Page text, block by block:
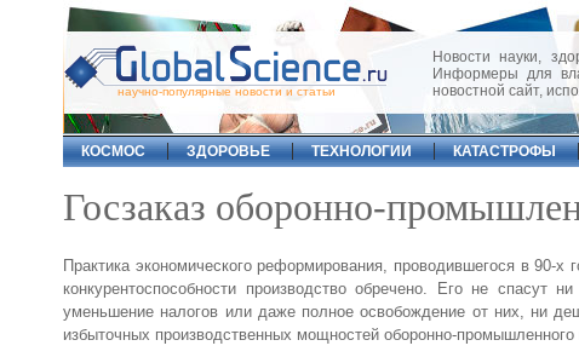
научно-популярные новости и статьи
Новости науки,
Информеры для
новостной сайт,
КОСМОС
ЗДОРОВЬЕ ТЕХНОЛОГИИ КАТАСТРОФЫ
Госзаказ оборонно-
Практика экономического реформирования, проводившегося в 90-
конкурентоспособности производство обречено. Его не спасут
уменьшение налогов или даже полное освобождение от них, ни
избыточных производственных мощностей оборонно-